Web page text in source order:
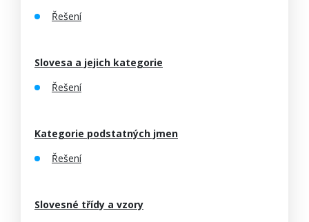
Řešení
Slovesa a jejich kategorie
Řešení
Kategorie podstatných jmen
Řešení
Slovesné třídy a vzory